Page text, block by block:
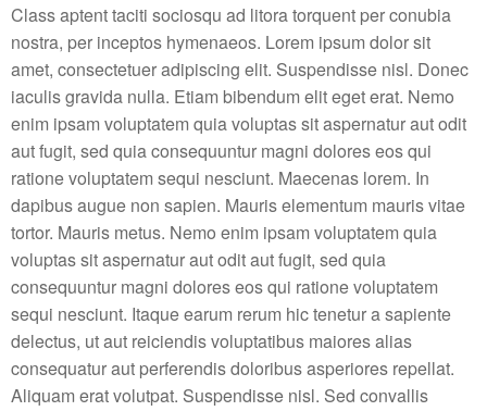
Class aptent taciti sociosqu ad litora torquent per conubia
nostra, per inceptos hymenaeos. Lorem ipsum dolor sit
amet, consectetuer adipiscing elit. Suspendisse nisl. Donec
iaculis gravida nulla. Etiam bibendum elit eget erat. Nemo
enim ipsam voluptatem quia voluptas sit aspernatur aut odit
aut fugit, sed quia consequuntur magni dolores eos qui
ratione voluptatem sequi nesciunt. Maecenas lorem. In
dapibus augue non sapien. Mauris elementum mauris vitae
tortor. Mauris metus. Nemo enim ipsam voluptatem quia
voluptas sit aspernatur aut odit aut fugit, sed quia
consequuntur magni dolores eos qui ratione voluptatem
sequi nesciunt. Itaque earum rerum hic tenetur a sapiente
delectus, ut aut reiciendis voluptatibus maiores alias
consequatur aut perferendis doloribus asperiores repellat.
Aliquam erat volutpat. Suspendisse nisl. Sed convallis